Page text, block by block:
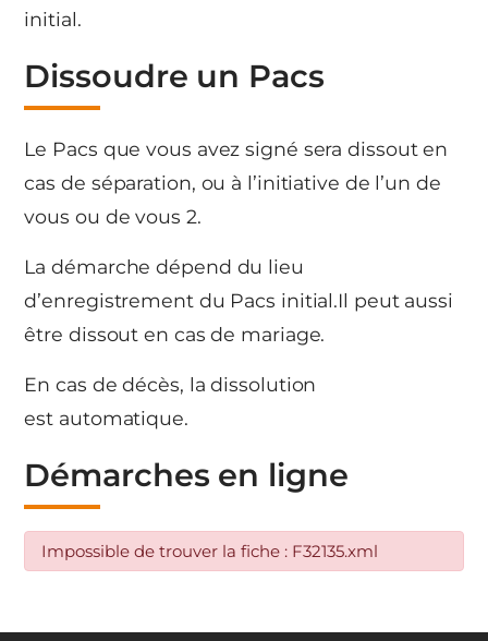
initial.
Dissoudre un Pacs
Le Pacs que vous avez signé sera dissout en
cas de séparation, ou à l’initiative de l’un de
vous ou de vous 2.
La démarche dépend du lieu
d’enregistrement du Pacs initial.Il peut aussi
être dissout en cas de mariage.
En cas de décès, la dissolution
est automatique.
Démarches en ligne
Impossible de trouver la fiche : F32135.xml